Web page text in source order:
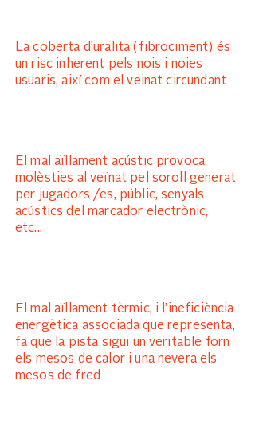
La coberta d’uralita (fibrociment) és
un risc inherent pels nois i noies
usuaris, així com el veinat circundant
El mal aïllament acústic provoca
molèsties al veïnat pel soroll generat
per jugadors /es, públic, senyals
acústics del marcador electrònic,
etc...
El mal aïllament tèrmic, i l’ineficiència
energètica associada que representa,
fa que la pista sigui un veritable forn
els mesos de calor i una nevera els
mesos de fred